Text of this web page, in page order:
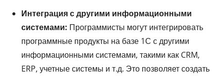
Интеграция с другими информационными
системами: Программисты могут интегрировать
программные продукты на базе 1С с другими
информационными системами, такими как CRM,
ERP, учетные системы и т.д. Это позволяет создать